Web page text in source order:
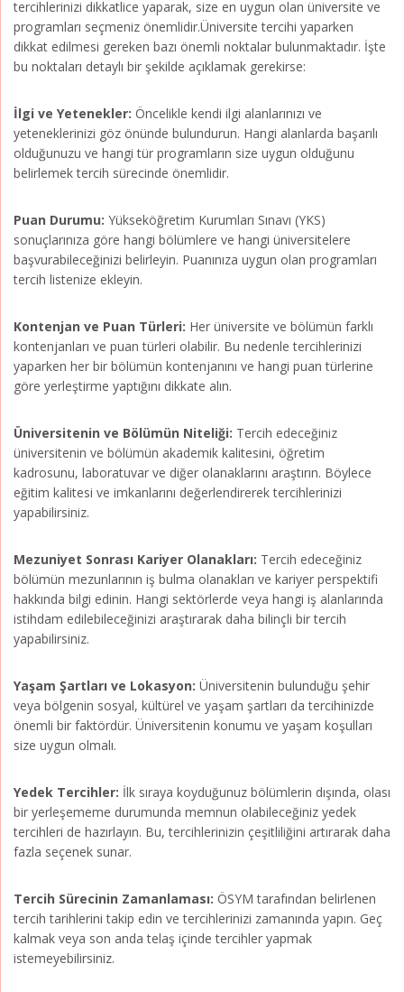
tercihlerinizi dikkatlice yaparak, size en uygun olan üniversite ve
programları seçmeniz önemlidir.Üniversite tercihi yaparken
dikkat edilmesi gereken bazı önemli noktalar bulunmaktadır. İşte
bu noktaları detaylı bir şekilde açıklamak gerekirse:
İlgi ve Yetenekler: Öncelikle kendi ilgi alanlarınızı ve
yeteneklerinizi göz önünde bulundurun. Hangi alanlarda başarılı
olduğunuzu ve hangi tür programların size uygun olduğunu
belirlemek tercih sürecinde önemlidir.
Puan Durumu: Yükseköğretim Kurumları Sınavı (YKS)
sonuçlarınıza göre hangi bölümlere ve hangi üniversitelere
başvurabileceğinizi belirleyin. Puanınıza uygun olan programları
tercih listenize ekleyin.
Kontenjan ve Puan Türleri: Her üniversite ve bölümün farklı
kontenjanları ve puan türleri olabilir. Bu nedenle tercihlerinizi
yaparken her bir bölümün kontenjanını ve hangi puan türlerine
göre yerleştirme yaptığını dikkate alın.
Üniversitenin ve Bölümün Niteliği: Tercih edeceğiniz
üniversitenin ve bölümün akademik kalitesini, öğretim
kadrosunu, laboratuvar ve diğer olanaklarını araştırın. Böylece
eğitim kalitesi ve imkanlarını değerlendirerek tercihlerinizi
yapabilirsiniz.
Mezuniyet Sonrası Kariyer Olanakları: Tercih edeceğiniz
bölümün mezunlarının iş bulma olanakları ve kariyer perspektifi
hakkında bilgi edinin. Hangi sektörlerde veya hangi iş alanlarında
istihdam edilebileceğinizi araştırarak daha bilinçli bir tercih
yapabilirsiniz.
Yaşam Şartları ve Lokasyon: Üniversitenin bulunduğu şehir
veya bölgenin sosyal, kültürel ve yaşam şartları da tercihinizde
önemli bir faktördür. Üniversitenin konumu ve yaşam koşulları
size uygun olmalı.
Yedek Tercihler: İlk sıraya koyduğunuz bölümlerin dışında, olası
bir yerleşememe durumunda memnun olabileceğiniz yedek
tercihleri de hazırlayın. Bu, tercihlerinizin çeşitliliğini artırarak daha
fazla seçenek sunar.
Tercih Sürecinin Zamanlaması: ÖSYM tarafından belirlenen
tercih tarihlerini takip edin ve tercihlerinizi zamanında yapın. Geç
kalmak veya son anda telaş içinde tercihler yapmak
istemeyebilirsiniz.